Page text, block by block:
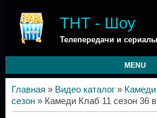
ТНТ - Шоу
Телепередачи и
MENU
Главная » Видео каталог»
сезон» Камеди Клаб 11 сезон 36